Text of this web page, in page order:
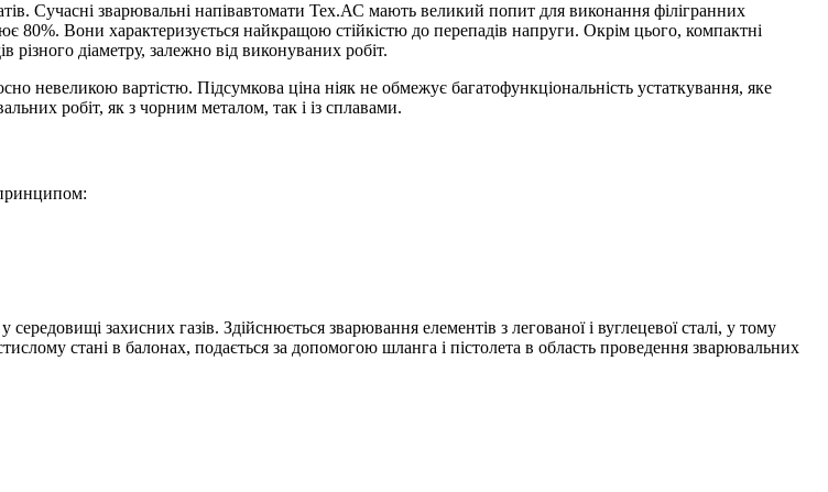
Сучасні зварювальні напівавтомати Тех.АС мають великий попит для виконання філігранних
Вони характеризується найкращою стійкістю до перепадів напруги. Окрім цього, компактні
діаметру, залежно від виконуваних робіт.
невеликою вартістю. Підсумкова ціна ніяк не обмежує багатофункціональність устаткування, яке
робіт, як з чорним металом, так і із сплавами.
захисних газів. Здійснюється зварювання елементів з легованої і вуглецевої сталі, у тому
стані в балонах, подається за допомогою шланга і пістолета в область проведення зварювальних